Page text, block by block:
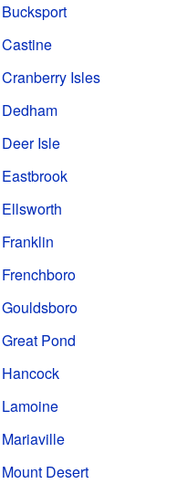
Bucksport
Castine
Cranberry Isles
Dedham
Deer Isle
Eastbrook
Ellsworth
Franklin
Frenchboro
Gouldsboro
Great Pond
Hancock
Lamoine
Mariaville
Mount Desert